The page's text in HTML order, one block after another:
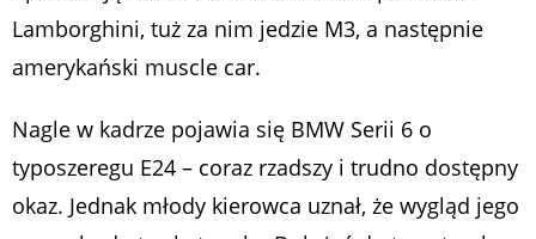
Lamborghini, tuż za nim jedzie M3, a następnie
amerykański muscle car.
Nagle w kadrze pojawia się BMW Serii 6 o
typoszeregu E24 – coraz rzadszy i trudno dostępny
okaz. Jednak młody kierowca uznał, że wygląd jego